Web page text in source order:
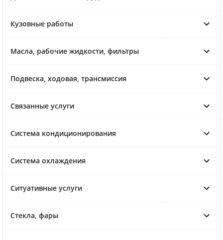
Кузовные работы
Масла, рабочие жидкости, фильтры
Подвеска, ходовая, трансмиссия
Связанные услуги
Система кондиционирования
Система охлаждения
Ситуативные услуги
Стекла, фары